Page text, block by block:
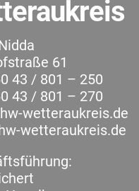
61
43 / 801 – 250
43 / 801 – 270
wetteraukreis.de
wetteraukreis.de